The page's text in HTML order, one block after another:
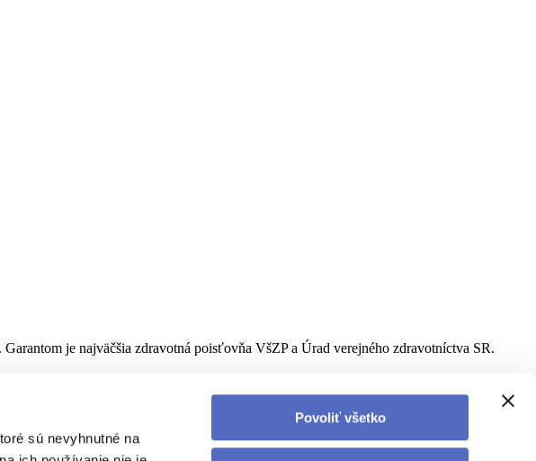
sú nevyhnutné na
Povoliť všetko
je najväčšia zdravotná poisťovňa VšZP a Úrad verejného zdravotníctva SR.